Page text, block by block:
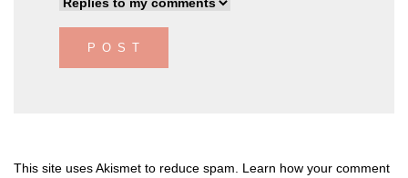
This site uses Akismet to reduce spam. Learn how your comment